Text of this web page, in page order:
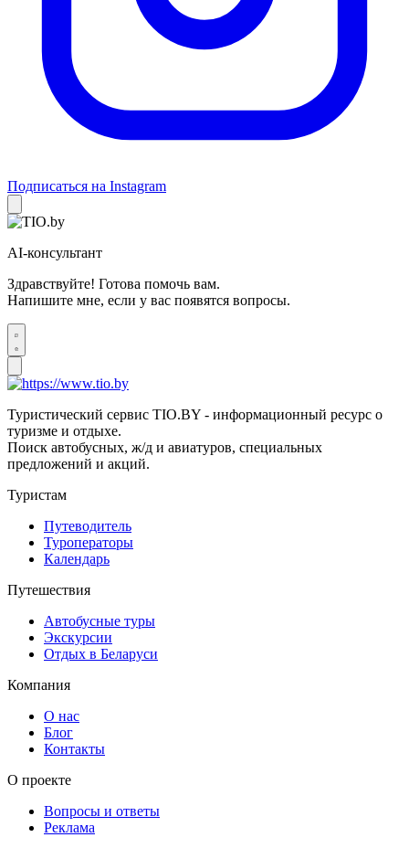
Подписаться на Instagram
AI-консультант
Здравствуйте! Готова помочь вам.
Напишите мне, если у вас появятся вопросы.
Туристический сервис TIO.BY - информационный ресурс о
туризме и отдыхе.
Поиск автобусных, ж/д и авиатуров, специальных
предложений и акций.
Туристам
Путеводитель
Туроператоры
Календарь
Путешествия
Автобусные туры
Экскурсии
Отдых в Беларуси
Компания
О нас
Блог
Контакты
О проекте
Вопросы и ответы
Реклама